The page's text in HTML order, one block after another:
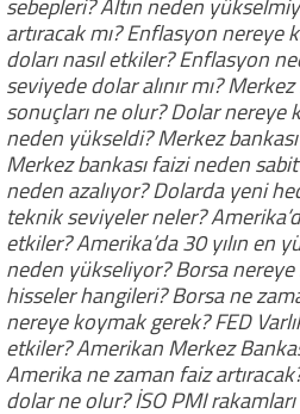
sebepleri? Altın neden
artıracak mı? Enflasyon nereye
doları nasıl etkiler? Enflasyon
seviyede dolar alınır mı?
sonuçları ne olur? Dolar nereye
neden yükseldi? Merkez
Merkez bankası faizi neden
neden azalıyor? Dolarda yeni
teknik seviyeler neler?
etkiler? Amerika’da 30 yılın en
neden yükseliyor? Borsa
hisseler hangileri? Borsa ne
nereye koymak gerek? FED
etkiler? Amerikan Merkez
Amerika ne zaman faiz
dolar ne olur? İSO PMI